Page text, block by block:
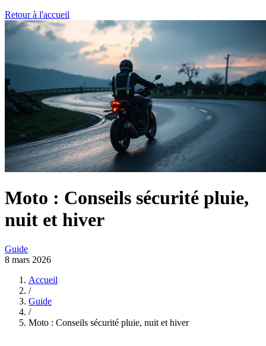
Retour à l'accueil
Moto : Conseils sécurité pluie,
nuit et hiver
Guide
8 mars 2026
Accueil
/
Guide
/
Moto : Conseils sécurité pluie, nuit et hiver